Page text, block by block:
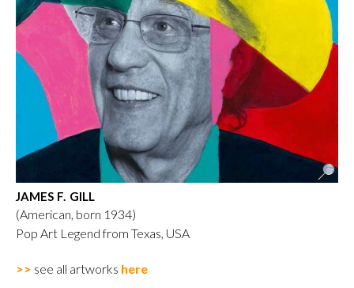
JAMES F. GILL
(American, born 1934)
Pop Art Legend from Texas, USA
>> see all artworks here